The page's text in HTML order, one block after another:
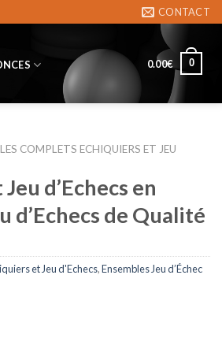
CONTACT
0.00€ 0
COMPLETS ECHIQUIERS ET JEU
d’Echecs en
d’Echecs de Qualité
et Jeu d'Echecs,Ensembles Jeu d’Échec